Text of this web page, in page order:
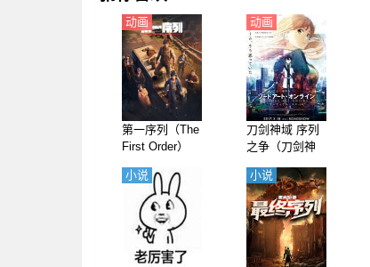
第一序列（The
First Order）
动画
刀剑神域 序列
之争（刀剑神
【剧场版】
【日语】
动画
小说 小说